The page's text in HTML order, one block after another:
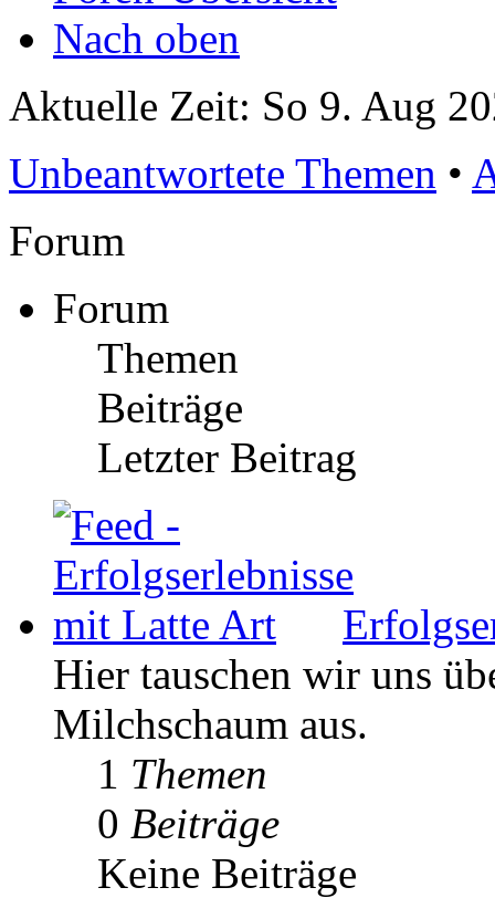
Nach oben
Aktuelle Zeit: So 9. Aug
Unbeantwortete Themen •
Forum
Forum
Themen
Beiträge
Letzter Beitrag
Hier tauschen wir uns
Milchschaum aus.
1 Themen
0 Beiträge
Keine Beiträge